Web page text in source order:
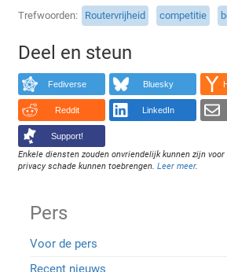
Trefwoorden Routervrijheid competitie
Deel en steun
Fediverse Bluesky
Reddit LinkedIn
Support!
Enkele diensten zouden onvriendelijk kunnen zijn
privacy schade kunnen toebrengen.Leer meer.
Pers
Voor de pers
Recent nieuws